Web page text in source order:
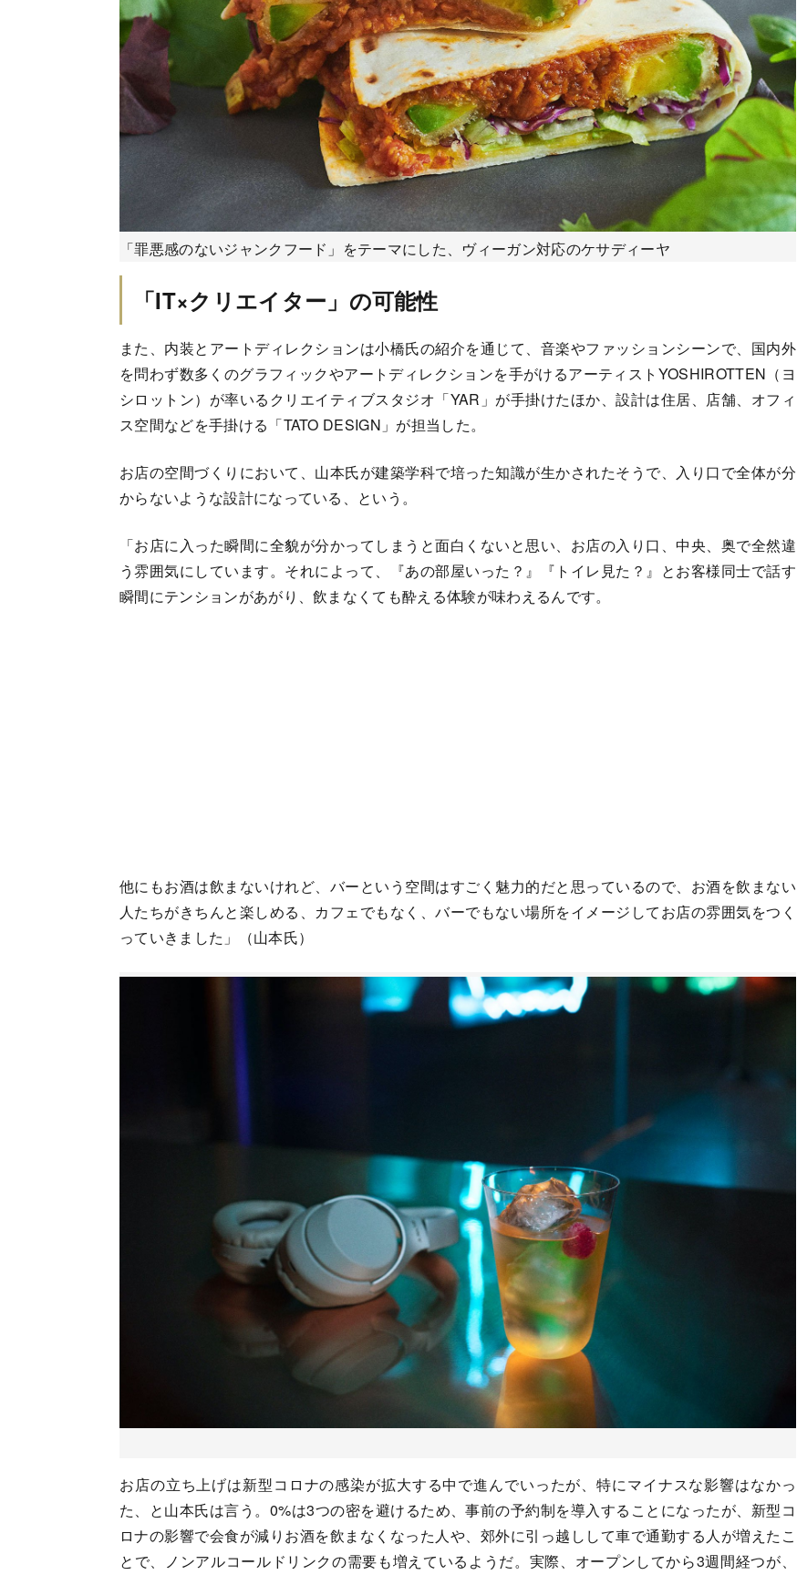
「罪悪感のないジャンクフード」をテーマにした、ヴィーガン対応のケサディーヤ
「IT×クリエイター」の可能性
また、内装とアートディレクションは小橋氏の紹介を通じて、音楽やファッションシーンで、国内外
を問わず数多くのグラフィックやアートディレクションを手がけるアーティストYOSHIROTTEN（ヨ
シロットン）が率いるクリエイティブスタジオ「YAR」が手掛けたほか、設計は住居、店舗、オフィ
ス空間などを手掛ける「TATO DESIGN」が担当した。
お店の空間づくりにおいて、山本氏が建築学科で培った知識が生かされたそうで、入り口で全体が分
からないような設計になっている、という。
「お店に入った瞬間に全貌が分かってしまうと面白くないと思い、お店の入り口、中央、奥で全然違
う雰囲気にしています。それによって、『あの部屋いった？』『トイレ見た？』とお客様同士で話す
瞬間にテンションがあがり、飲まなくても酔える体験が味わえるんです。
他にもお酒は飲まないけれど、バーという空間はすごく魅力的だと思っているので、お酒を飲まない
人たちがきちんと楽しめる、カフェでもなく、バーでもない場所をイメージしてお店の雰囲気をつく
っていきました」（山本氏）
お店の立ち上げは新型コロナの感染が拡大する中で進んでいったが、特にマイナスな影響はなかっ
た、と山本氏は言う。0%は3つの密を避けるため、事前の予約制を導入することになったが、新型コ
ロナの影響で会食が減りお酒を飲まなくなった人や、郊外に引っ越しして車で通勤する人が増えたこ
とで、ノンアルコールドリンクの需要も増えているようだ。実際、オープンしてから3週間経つが、